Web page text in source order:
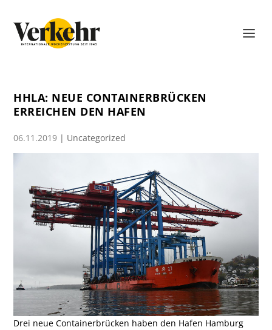
HHLA: NEUE CONTAINERBRÜCKEN
ERREICHEN DEN HAFEN
06.11.2019 | Uncategorized
Drei neue Containerbrücken haben den Hafen Hamburg